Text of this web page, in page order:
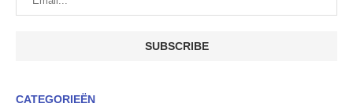
CATEGORIEËN